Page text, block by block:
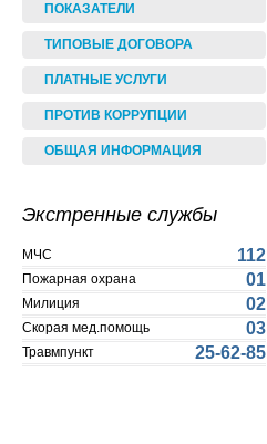
ПОКАЗАТЕЛИ
ТИПОВЫЕ ДОГОВОРА
ПЛАТНЫЕ УСЛУГИ
ПРОТИВ КОРРУПЦИИ
ОБЩАЯ ИНФОРМАЦИЯ
Экстренные службы
МЧС 112
Пожарная охрана 01
Милиция 02
Скорая мед.помощь 03
Травмпункт 25-62-85